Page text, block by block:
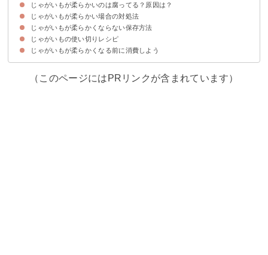
じゃがいもが柔らかいのは腐ってる？原因は？
柔らかいじゃがいもは食べられる
柔らかい原因は水分の抜け
芽が生えている・皮が緑色の場合は要注意
じゃがいもが腐った場合の特徴
じゃがいもが柔らかい場合の対処法
柔らかいじゃがいもを水に浸す
じゃがいもが柔らかくならない保存方法
じゃがいもを常温で保存する方法・期間
じゃがいもを冷蔵で保存する方法・期間
じゃがいもを冷凍で保存する方法・期間
じゃがいもの使い切りレシピ
①じゃがいものガレット
②ビシソワーズ
③ポテトサラダ
④ハッシュドポテト
⑤ジャーマンポテト
⑥ピーマンのマッシュポテト詰め
⑦ポテトチップス
⑧じゃがいもスイートポテト
じゃがいもが柔らかくなる前に消費しよう
（このページにはPRリンクが含まれています）